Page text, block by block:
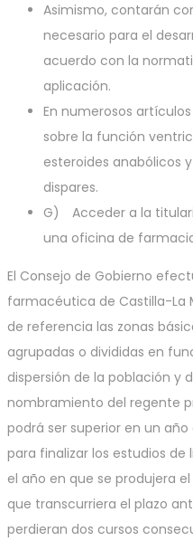
Asimismo, contarán
necesario para el
acuerdo con la
aplicación.
En numerosos
sobre la función
esteroides anabólicos
dispares.
G) Acceder a la
una oficina de
El Consejo de Gobierno
farmacéutica de Castilla-
de referencia las zonas
agrupadas o divididas en
dispersión de la población y
nombramiento del regente
podrá ser superior en un
para finalizar los estudios
el año en que se produjera
que transcurriera el plazo
perdieran dos cursos